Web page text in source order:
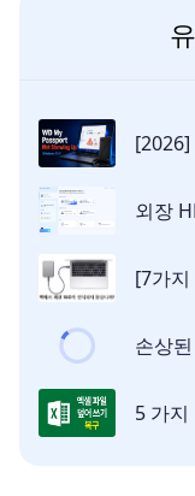
[2026]
외장
[7가지 해결
손상된 맥
5 가지 방